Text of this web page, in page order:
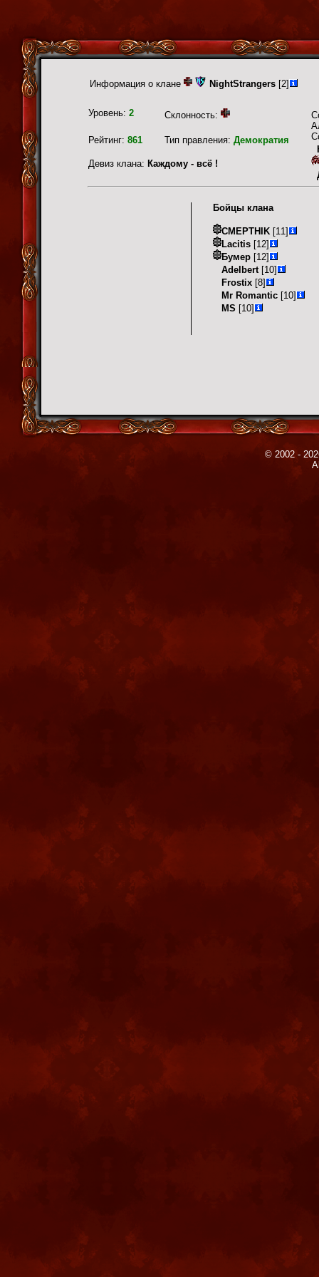
Информация о клане NightStrangers [2]
Уровень: 2 Склонность:
Рейтинг: 861 Тип правления: Демократия
Девиз клана: Каждому - всё !
Бойцы клана
CMEPTHIK [11]
Lacitis [12]
Бумер [12]
Adelbert[10]
Frostix [8]
Mr Romantic [10]
MS [10]
© 2002 -